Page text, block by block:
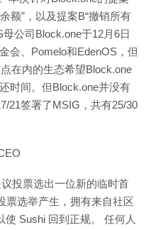
额”，以及提案B“撤销所有
公司Block.one于12月6日
会、Pomelo和EdenOS，但
在内的生态希望Block.one
时间。但Block.one并没有
21签署了MSIG，共有25/30
投票选出一位新的临时首
票选举产生，拥有来自社区
Sushi 回到正规。 任何人